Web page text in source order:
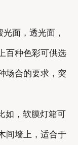
面，透光面，
百种色彩可供选
场合的要求，突
如，软膜灯箱可
间墙上，适合于